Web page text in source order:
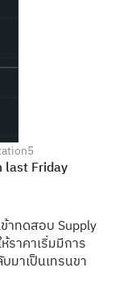
last Friday
าทดสอบ Supply
ราคาเริ่มมีการ
มาเป็นเทรนขา